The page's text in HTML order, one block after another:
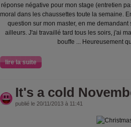
réponse négative pour mon stage (entretien
moral dans les chaussettes toute la semaine.
question sur mon master, en me
ailleurs. J'ai travaillé tard tous les soirs, j'ai
bouffe ... Heureusement
lire la suite
It's a cold
publié le 20/11/2013 à 11:41